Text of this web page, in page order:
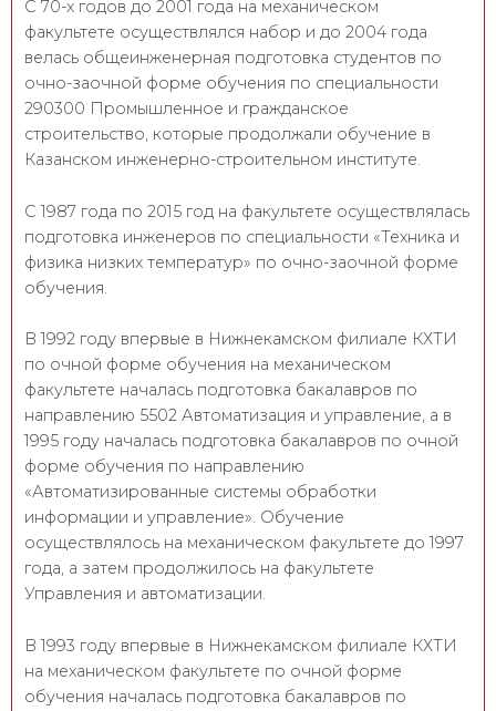
С 70-х годов до 2001 года на механическом
факультете осуществлялся набор и до 2004 года
велась общеинженерная подготовка студентов по
очно-заочной форме обучения по специальности
290300 Промышленное и гражданское
строительство, которые продолжали обучение в
Казанском инженерно-строительном институте.
С 1987 года по 2015 год на факультете осуществлялась
подготовка инженеров по специальности «Техника и
физика низких температур» по очно-заочной форме
обучения.
В 1992 году впервые в Нижнекамском филиале КХТИ
по очной форме обучения на механическом
факультете началась подготовка бакалавров по
направлению 5502 Автоматизация и управление, а в
1995 году началась подготовка бакалавров по очной
форме обучения по направлению
«Автоматизированные системы обработки
информации и управление». Обучение
осуществлялось на механическом факультете до 1997
года, а затем продолжилось на факультете
Управления и автоматизации.
В 1993 году впервые в Нижнекамском филиале КХТИ
на механическом факультете по очной форме
обучения началась подготовка бакалавров по